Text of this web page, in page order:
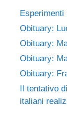
Esperimenti
Obituary:
Obituary:
Obituary:
Obituary:
Il tentativo
italiani